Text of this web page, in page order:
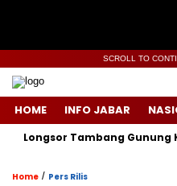
SCROLL TO
HOME INFO JABAR
Tambang Gunung Kuda
Home / Pers Rilis